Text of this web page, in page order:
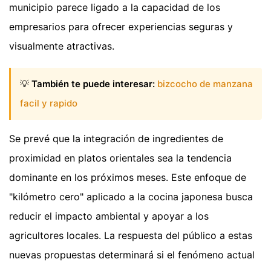
municipio parece ligado a la capacidad de los
empresarios para ofrecer experiencias seguras y
visualmente atractivas.
💡 También te puede interesar: bizcocho de manzana
facil y rapido
Se prevé que la integración de ingredientes de
proximidad en platos orientales sea la tendencia
dominante en los próximos meses. Este enfoque de
"kilómetro cero" aplicado a la cocina japonesa busca
reducir el impacto ambiental y apoyar a los
agricultores locales. La respuesta del público a estas
nuevas propuestas determinará si el fenómeno actual